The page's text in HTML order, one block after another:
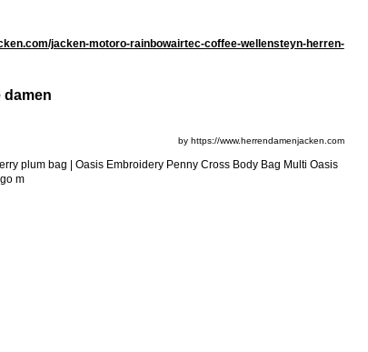
jacken-motoro-rainbowairtec-coffee-wellensteyn-herren-
damen
by https://www.herrendamenjacken.com
plum bag | Oasis Embroidery Penny Cross Body Bag Multi Oasis
m